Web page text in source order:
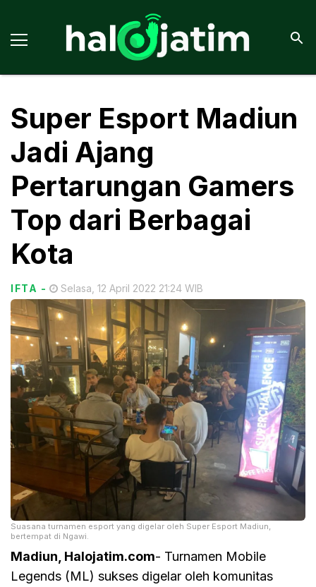
Super Esport Madiun
Jadi Ajang
Pertarungan Gamers
Top dari Berbagai
Kota
IFTA - Selasa, 12 April 2022 21:24 WIB
Suasana turnamen esport yang digelar oleh Super Esport Madiun,
bertempat di Ngawi.
Madiun, Halojatim.com- Turnamen Mobile
Legends (ML) sukses digelar oleh komunitas